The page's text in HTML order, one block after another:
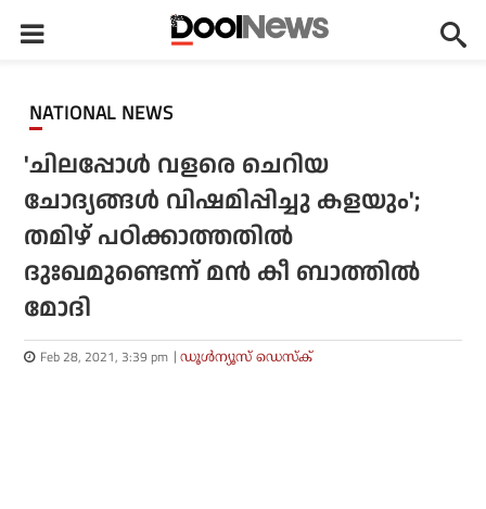
NATIONAL NEWS
'ചിലപ്പോള്‍ വളരെ ചെറിയ
ചോദ്യങ്ങള്‍ വിഷമിപ്പിച്ചു കളയും';
തമിഴ് പഠിക്കാത്തതില്‍
ദുഃഖമുണ്ടെന്ന് മന്‍ കീ ബാത്തില്‍
മോദി
Feb 28, 2021, 3:39 pm ഡൂള്‍ന്യൂസ് ഡെസ്‌ക്